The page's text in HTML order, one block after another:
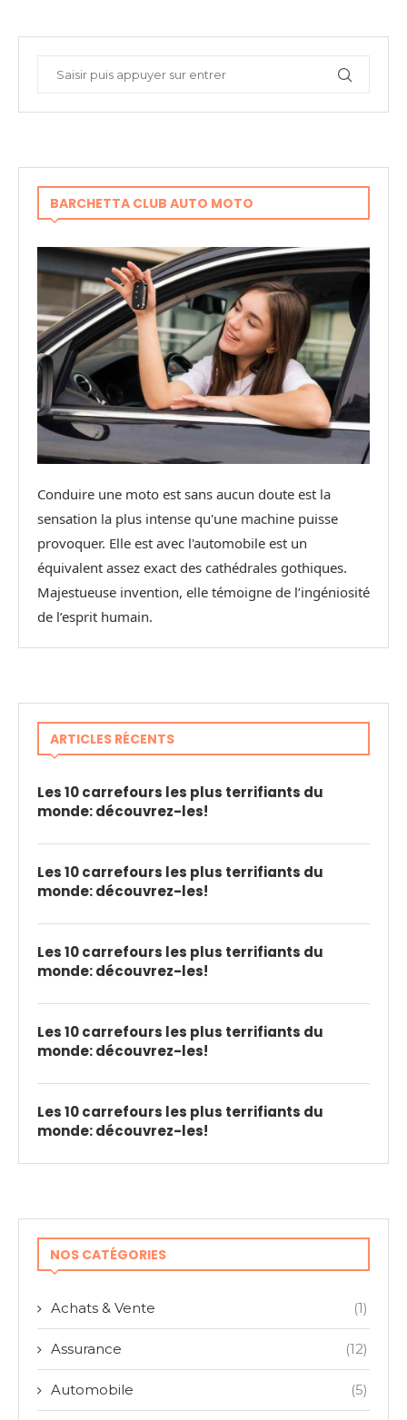
BARCHETTA CLUB AUTO MOTO
Conduire une moto est sans aucun doute est la
sensation la plus intense qu'une machine puisse
provoquer. Elle est avec l'automobile est un
équivalent assez exact des cathédrales gothiques.
Majestueuse invention, elle témoigne de l’ingéniosité
de l’esprit humain.
ARTICLES RÉCENTS
Les 10 carrefours les plus terrifiants du
monde: découvrez-les!
Les 10 carrefours les plus terrifiants du
monde: découvrez-les!
Les 10 carrefours les plus terrifiants du
monde: découvrez-les!
Les 10 carrefours les plus terrifiants du
monde: découvrez-les!
Les 10 carrefours les plus terrifiants du
monde: découvrez-les!
NOS CATÉGORIES
Achats & Vente (1)
Assurance (12)
Automobile (5)